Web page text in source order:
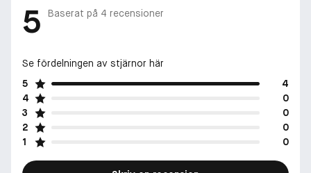
5 Baserat på 4 recensioner
Se fördelningen av stjärnor här
5
4
4
0
3
0
2
0
1
0